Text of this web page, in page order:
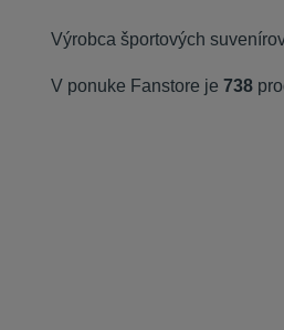
Výrobca športových
V ponuke Fanstore je 738